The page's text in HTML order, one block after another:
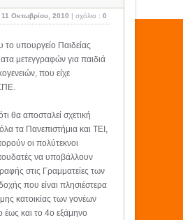
11 Οκτωβρίου, 2010 | σχόλιο : 0
το υπουργείο Παιδείας
μετεγγραφών για παιδιά
που είχε
θα αποσταλεί σχετική
τα Πανεπιστήμια και ΤΕΙ,
οι πολύτεκνοι
να υποβάλλουν
στις Γραμματείες των
που είναι πλησιέστερα
κατοικίας των γονέων
έως και το 4ο εξάμηνο